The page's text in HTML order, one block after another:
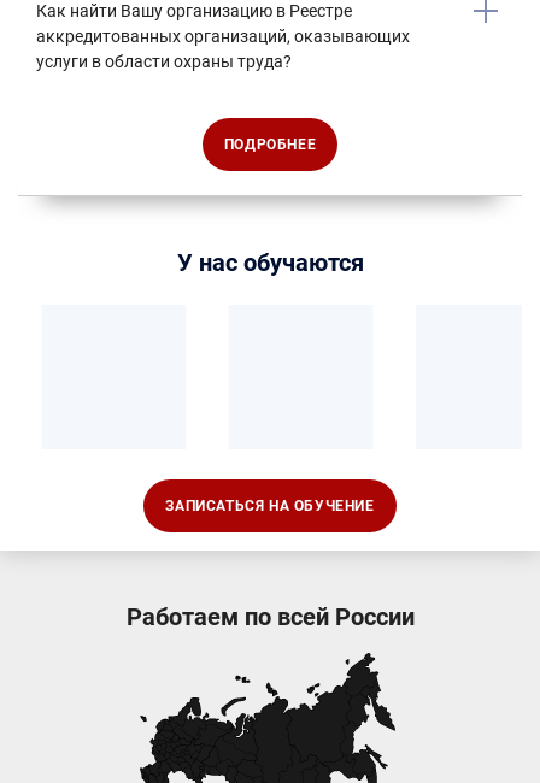
Как найти Вашу организацию в Реестре
аккредитованных организаций, оказывающих
услуги в области охраны труда?
ПОДРОБНЕЕ
У нас обучаются
ЗАПИСАТЬСЯ НА ОБУЧЕНИЕ
Работаем по всей России